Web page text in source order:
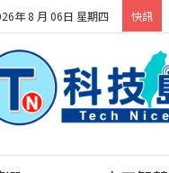
年 8 月 06日 星期四 快訊